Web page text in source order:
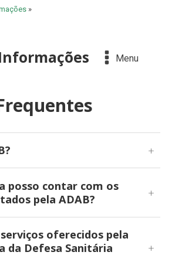
»
Menu
posso contar com os
pela ADAB?
oferecidos pela
da Defesa Sanitária